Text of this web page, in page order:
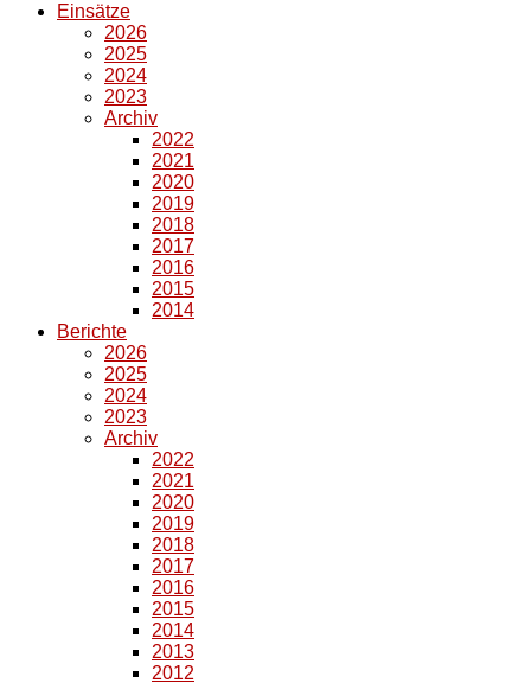
Einsätze
2026
2025
2024
2023
Archiv
2022
2021
2020
2019
2018
2017
2016
2015
2014
Berichte
2026
2025
2024
2023
Archiv
2022
2021
2020
2019
2018
2017
2016
2015
2014
2013
2012